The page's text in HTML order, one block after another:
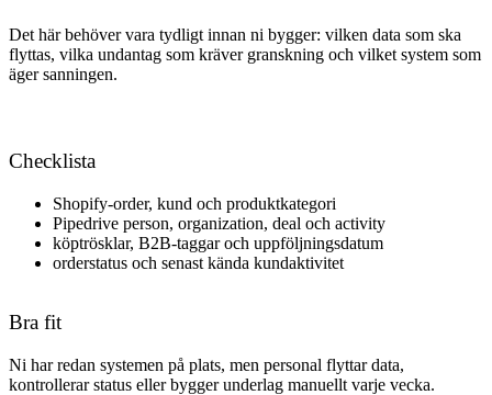
Det här behöver vara tydligt innan ni bygger: vilken data som ska
flyttas, vilka undantag som kräver granskning och vilket system som
äger sanningen.
Checklista
Shopify-order, kund och produktkategori
Pipedrive person, organization, deal och activity
köptrösklar, B2B-taggar och uppföljningsdatum
orderstatus och senast kända kundaktivitet
Bra fit
Ni har redan systemen på plats, men personal flyttar data,
kontrollerar status eller bygger underlag manuellt varje vecka.